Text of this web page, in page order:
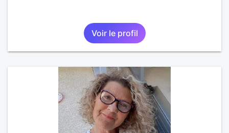
Voir le profil